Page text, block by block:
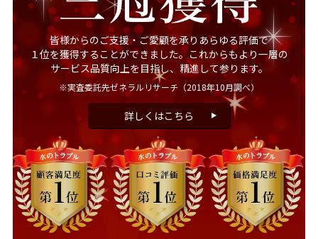
皆様からのご支援・ご愛顧を承りあらゆる評価で
１位を獲得することができました。これからもより一層の
サービス品質向上を目指し、精進して参ります。
※実査委託先ゼネラルリサーチ （2018年10月調べ）
詳しくはこちら